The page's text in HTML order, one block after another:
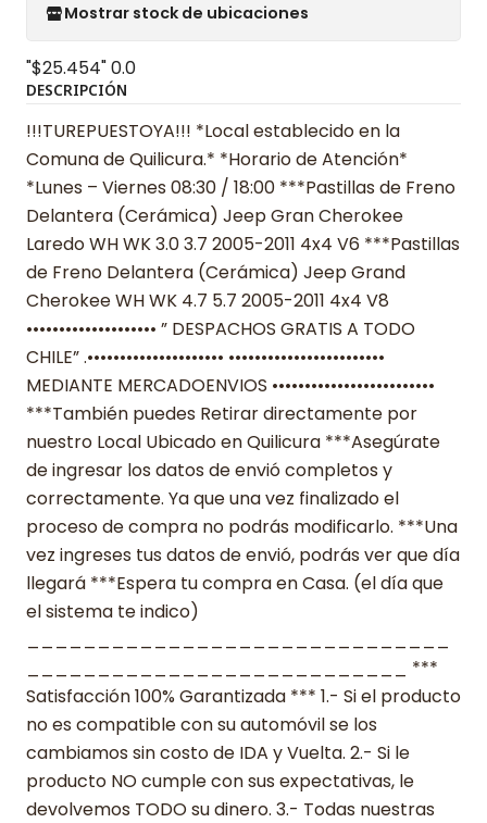
Mostrar stock de ubicaciones
"$25.454"0.0
DESCRIPCIÓN
!!!TUREPUESTOYA!!! *Local establecido en la
Comuna de Quilicura.* *Horario de Atención*
*Lunes – Viernes 08:30 / 18:00 ***Pastillas de Freno
Delantera (Cerámica) Jeep Gran Cherokee
Laredo WH WK 3.0 3.7 2005-2011 4x4 V6 ***Pastillas
de Freno Delantera (Cerámica) Jeep Grand
Cherokee WH WK 4.7 5.7 2005-2011 4x4 V8
•••••••••••••••••••• ” DESPACHOS GRATIS A TODO
CHILE” .••••••••••••••••••••• ••••••••••••••••••••••••
MEDIANTE MERCADOENVIOS •••••••••••••••••••••••••
***También puedes Retirar directamente por
nuestro Local Ubicado en Quilicura ***Asegúrate
de ingresar los datos de envió completos y
correctamente. Ya que una vez finalizado el
proceso de compra no podrás modificarlo. ***Una
vez ingreses tus datos de envió, podrás ver que día
llegará ***Espera tu compra en Casa. (el día que
el sistema te indico)
___________________________ ***
Satisfacción 100% Garantizada *** 1.- Si el producto
no es compatible con su automóvil se los
cambiamos sin costo de IDA y Vuelta. 2.- Si le
producto NO cumple con sus expectativas, le
devolvemos TODO su dinero. 3.- Todas nuestras